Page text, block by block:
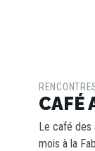
CAFÉ
Le café des
mois à la